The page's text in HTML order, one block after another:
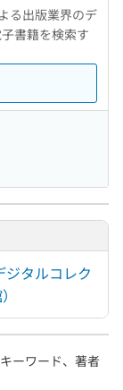
る出版業界のデ
書籍を検索す
ジタルコレク
ーワード、著者